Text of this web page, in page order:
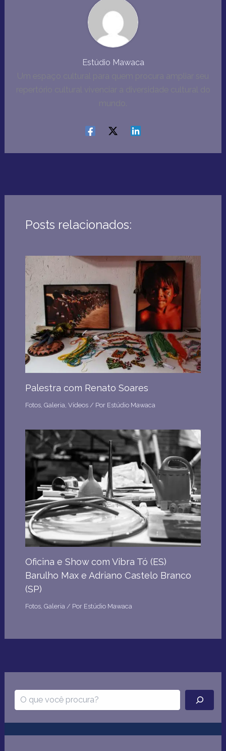
Estúdio Mawaca
Posts relacionados:
Palestra com Renato Soares
Fotos, Galeria, Vídeos/ Por Estúdio Mawaca
Oficina e Show com Vibra Tó (ES)
Barulho Max e Adriano Castelo Branco
(SP)
Fotos, Galeria/ Por Estúdio Mawaca